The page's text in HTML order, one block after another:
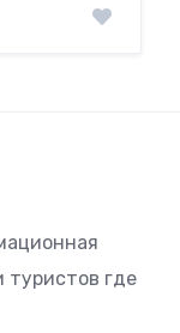
туристов где